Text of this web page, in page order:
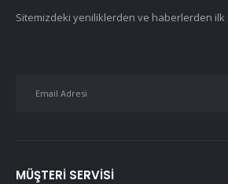
Sitemizdeki yeniliklerden ve haberlerden ilk
MÜŞTERI SERVISI